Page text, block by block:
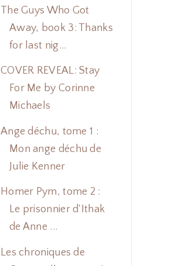
The Guys Who Got
Away, book 3: Thanks
for last nig...
COVER REVEAL: Stay
For Me by Corinne
Michaels
Ange déchu, tome 1 :
Mon ange déchu de
Julie Kenner
Homer Pym, tome 2 :
Le prisonnier d'Ithak
de Anne ...
Les chroniques de